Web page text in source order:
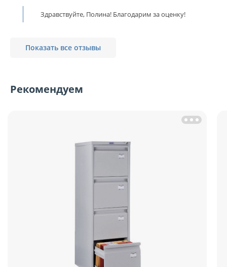
Здравствуйте, Полина! Благодарим за оценку!
Показать все отзывы
Рекомендуем